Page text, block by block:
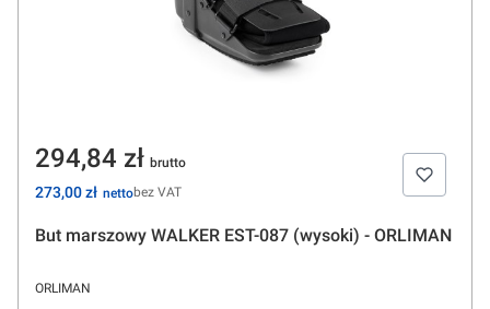
But marszowy WALKER EST-087 (wysoki) - ORLIMAN
PRODUCENT
ORLIMAN
Cena
294,84 zł
Cena
273,00 zł bez VAT